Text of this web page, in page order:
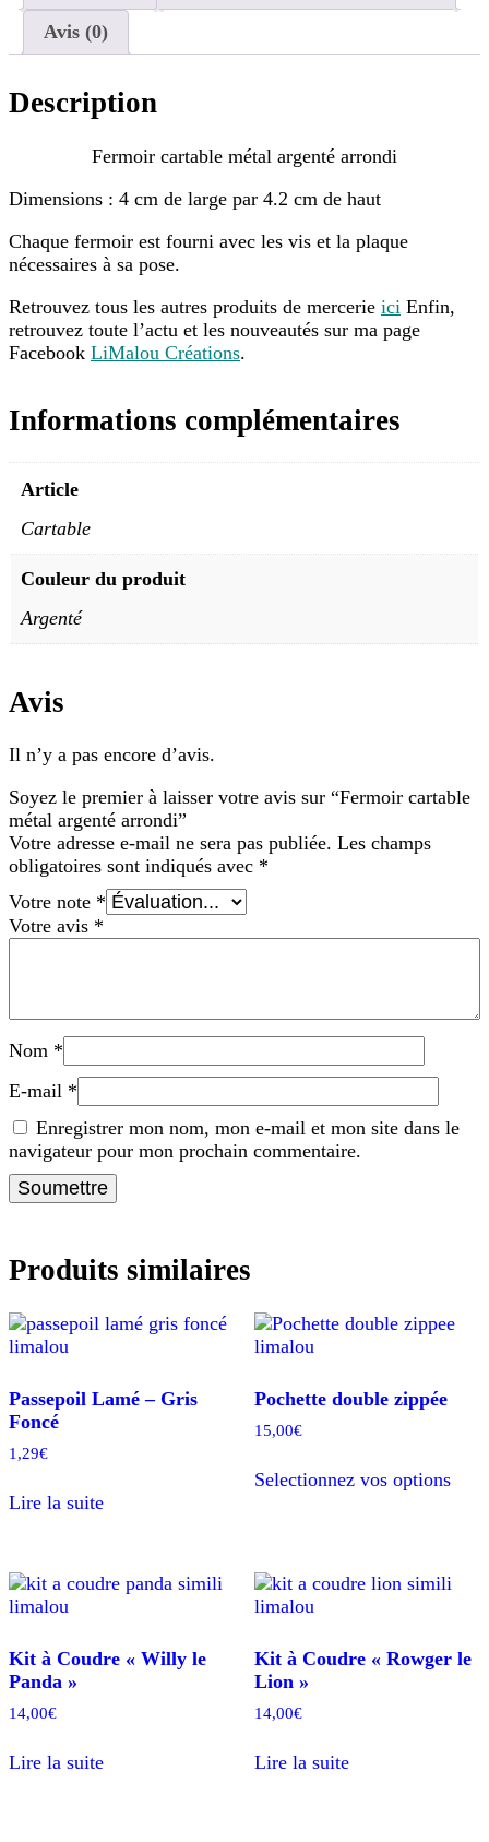
Avis (0)
Description
Fermoir cartable métal argenté arrondi
Dimensions : 4 cm de large par 4.2 cm de haut
Chaque fermoir est fourni avec les vis et la plaque
nécessaires à sa pose.
Retrouvez tous les autres produits de mercerie ici Enfin,
retrouvez toute l’actu et les nouveautés sur ma page
Facebook LiMalou Créations.
Informations complémentaires
Article
Cartable
Couleur du produit
Argenté
Avis
Il n’y a pas encore d’avis.
Soyez le premier à laisser votre avis sur “Fermoir cartable
métal argenté arrondi”
Votre adresse e-mail ne sera pas publiée. Les champs
obligatoires sont indiqués avec *
Votre note *
Votre avis *
Nom *
E-mail *
Enregistrer mon nom, mon e-mail et mon site dans le
navigateur pour mon prochain commentaire.
Produits similaires
Passepoil Lamé – Gris
Foncé
1,29€
Lire la suite
Pochette double zippée
15,00€
Selectionnez vos options
Les
Kit à Coudre « Willy le
Panda »
14,00€
Lire la suite
Kit à Coudre « Rowger le
Lion »
14,00€
Lire la suite